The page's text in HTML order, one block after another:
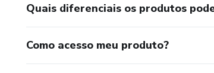
Quais diferenciais os produtos
Como acesso meu produto?